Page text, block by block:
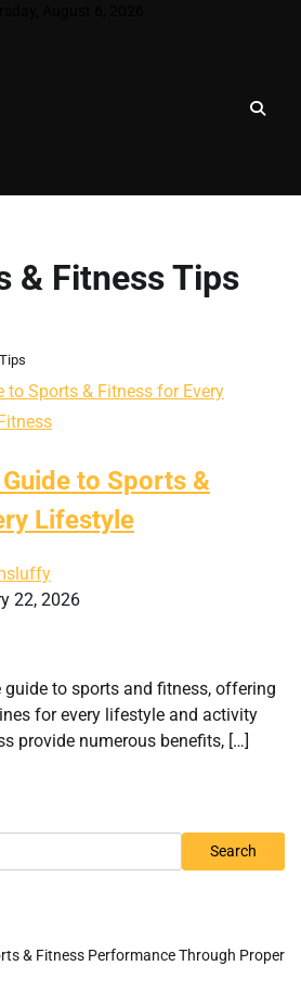
& Fitness Tips
to Sports &
Lifestyle
22, 2026
guide to sports and fitness, offering
for every lifestyle and activity
provide numerous benefits, […]
Search
& Fitness Performance Through Proper